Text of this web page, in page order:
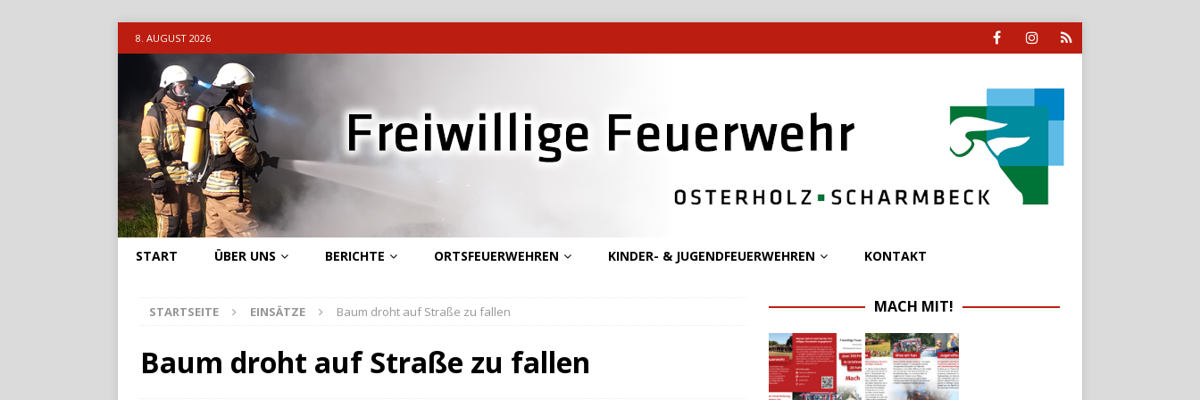
8. AUGUST 2026
START ÜBER UNS BERICHTE ORTSFEUERWEHREN KINDER- & JUGENDFEUERWEHREN KONTAKT
STARTSEITE EINSÄTZE Baum droht auf Straße zu fallen
Baum droht auf Straße zu fallen
MACH MIT!